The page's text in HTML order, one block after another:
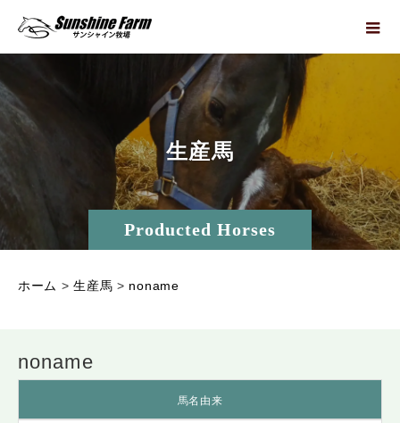
Producted Horses
生産馬
ホーム >生産馬 > noname
noname
馬名由来